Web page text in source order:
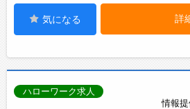
気になる 詳
情報
ハローワーク求人